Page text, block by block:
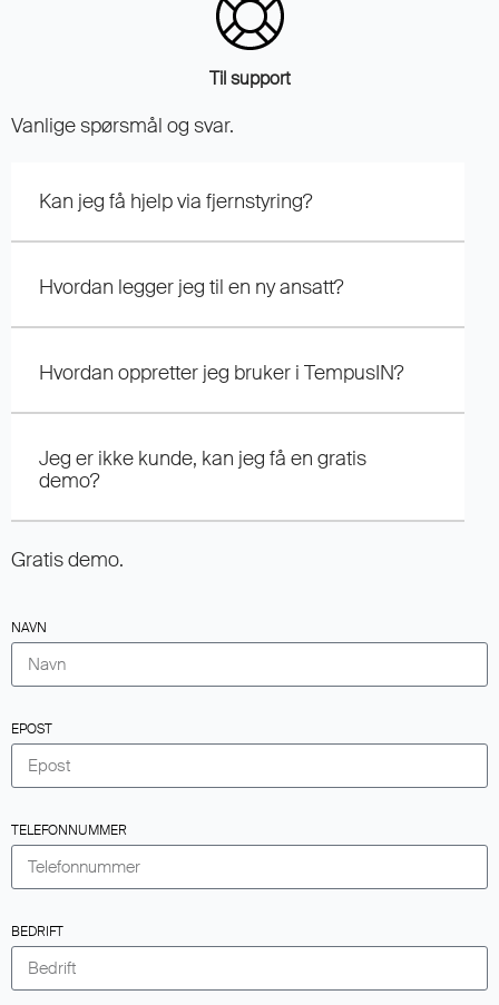
Til support
Vanlige spørsmål og svar.
Kan jeg få hjelp via fjernstyring?
Hvordan legger jeg til en ny ansatt?
Hvordan oppretter jeg bruker i TempusIN?
Jeg er ikke kunde, kan jeg få en gratis
demo?
Gratis demo.
NAVN
EPOST
TELEFONNUMMER
BEDRIFT